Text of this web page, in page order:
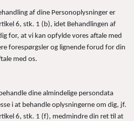
af dine Personoplysninger er
6, stk. 1 (b), idet Behandlingen af
for, at vi kan opfylde vores aftale med
forespørgsler og lignende forud for din
med os.
dine almindelige persondata
i at behandle oplysningerne om dig, jf.
6, stk. 1 (f), medmindre din ret til at